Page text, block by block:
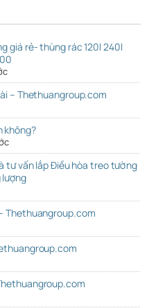
giá rẻ- thùng rác 120l 240l
– Thethuangroup.com
không?
tư vấn lắp Điều hòa treo tường
lượng
Thethuangroup.com